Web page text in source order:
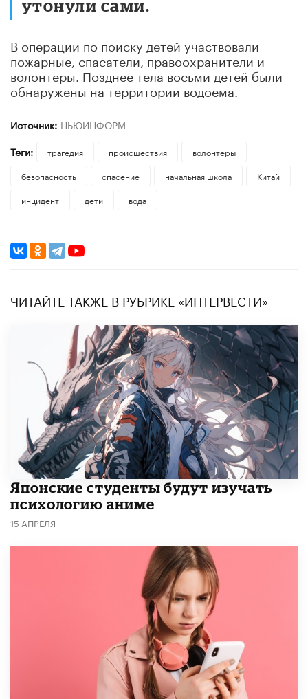
утонули сами.
В операции по поиску детей участвовали
пожарные, спасатели, правоохранители и
волонтеры. Позднее тела восьми детей были
обнаружены на территории водоема.
Источник: НЬЮИНФОРМ
Теги:
трагедия происшествия
волонтеры
безопасность
спасение начальная школа
Китай
инцидент
дети вода
ЧИТАЙТЕ ТАКЖЕ В РУБРИКЕ «ИНТЕРВЕСТИ»
Японские студенты будут изучать
психологию аниме
15 АПРЕЛЯ